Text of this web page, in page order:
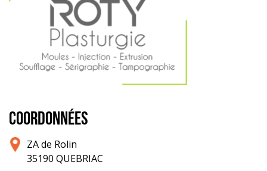
COORDONNÉES
ZA de Rolin
35190 QUEBRIAC